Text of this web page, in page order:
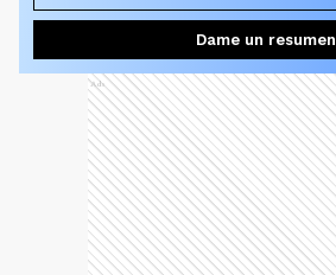
Dame un resumen
Ads